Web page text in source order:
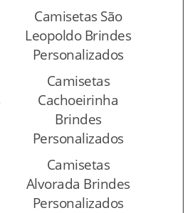
Camisetas São
Leopoldo Brindes
Personalizados
Camisetas
Cachoeirinha
Brindes
Personalizados
Camisetas
Alvorada Brindes
Personalizados